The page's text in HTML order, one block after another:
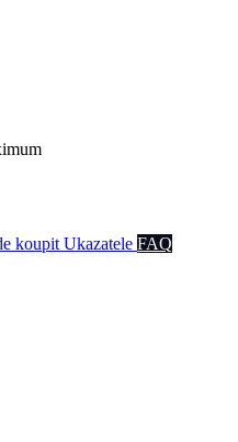
koupit Ukazatele FAQ